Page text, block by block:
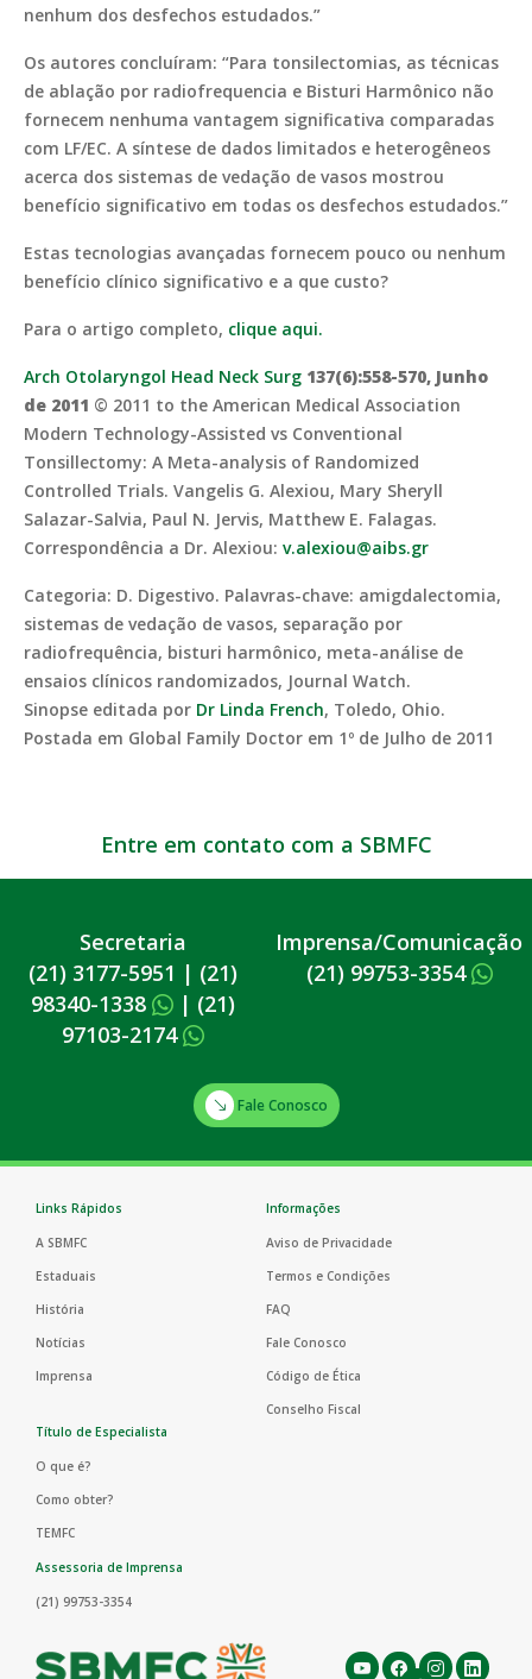
nenhum dos desfechos estudados.”
Os autores concluíram: “Para tonsilectomias, as técnicas
de ablação por radiofrequencia e Bisturi Harmônico não
fornecem nenhuma vantagem significativa comparadas
com LF/EC. A síntese de dados limitados e heterogêneos
acerca dos sistemas de vedação de vasos mostrou
benefício significativo em todas os desfechos estudados.”
Estas tecnologias avançadas fornecem pouco ou nenhum
benefício clínico significativo e a que custo?
Para o artigo completo, clique aqui.
Arch Otolaryngol Head Neck Surg 137(6):558-570, Junho
de 2011 © 2011 to the American Medical Association
Modern Technology-Assisted vs Conventional
Tonsillectomy: A Meta-analysis of Randomized
Controlled Trials. Vangelis G. Alexiou, Mary Sheryll
Salazar-Salvia, Paul N. Jervis, Matthew E. Falagas.
Correspondência a Dr. Alexiou: v.alexiou@aibs.gr
Categoria: D. Digestivo. Palavras-chave: amigdalectomia,
sistemas de vedação de vasos, separação por
radiofrequência, bisturi harmônico, meta-análise de
ensaios clínicos randomizados, Journal Watch.
Sinopse editada por Dr Linda French, Toledo, Ohio.
Postada em Global Family Doctor em 1º de Julho de 2011
Entre em contato com a SBMFC
Secretaria
(21) 3177-5951 | (21)
98340-1338
| (21)
97103-2174
Imprensa/Comunicação
(21) 99753-3354
Fale Conosco
Links Rápidos
A SBMFC
Estaduais
História
Notícias
Imprensa
Informações
Aviso de Privacidade
Termos e Condições
FAQ
Fale Conosco
Código de Ética
Conselho Fiscal
Título de Especialista
O que é?
Como obter?
TEMFC
Assessoria de Imprensa
(21) 99753-3354